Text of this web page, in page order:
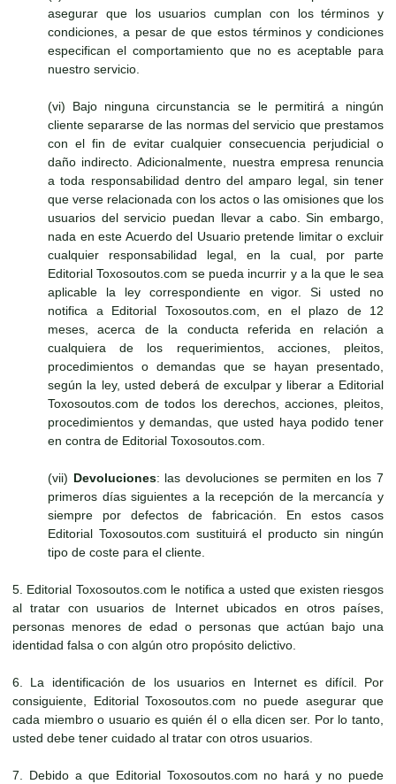
asegurar que los usuarios cumplan con los términos y
condiciones, a pesar de que estos términos y condiciones
especifican el comportamiento que no es aceptable para
nuestro servicio.
(vi) Bajo ninguna circunstancia se le permitirá a ningún
cliente separarse de las normas del servicio que prestamos
con el fin de evitar cualquier consecuencia perjudicial o
daño indirecto. Adicionalmente, nuestra empresa renuncia
a toda responsabilidad dentro del amparo legal, sin tener
que verse relacionada con los actos o las omisiones que los
usuarios del servicio puedan llevar a cabo. Sin embargo,
nada en este Acuerdo del Usuario pretende limitar o excluir
cualquier responsabilidad legal, en la cual, por parte
Editorial Toxosoutos.com se pueda incurrir y a la que le sea
aplicable la ley correspondiente en vigor. Si usted no
notifica a Editorial Toxosoutos.com, en el plazo de 12
meses, acerca de la conducta referida en relación a
cualquiera de los requerimientos, acciones, pleitos,
procedimientos o demandas que se hayan presentado,
según la ley, usted deberá de exculpar y liberar a Editorial
Toxosoutos.com de todos los derechos, acciones, pleitos,
procedimientos y demandas, que usted haya podido tener
en contra de Editorial Toxosoutos.com.
(vii) Devoluciones: las devoluciones se permiten en los 7
primeros días siguientes a la recepción de la mercancía y
siempre por defectos de fabricación. En estos casos
Editorial Toxosoutos.com sustituirá el producto sin ningún
tipo de coste para el cliente.
5. Editorial Toxosoutos.com le notifica a usted que existen riesgos
al tratar con usuarios de Internet ubicados en otros países,
personas menores de edad o personas que actúan bajo una
identidad falsa o con algún otro propósito delictivo.
6. La identificación de los usuarios en Internet es difícil. Por
consiguiente, Editorial Toxosoutos.com no puede asegurar que
cada miembro o usuario es quién él o ella dicen ser. Por lo tanto,
usted debe tener cuidado al tratar con otros usuarios.
7. Debido a que Editorial Toxosoutos.com no hará y no puede